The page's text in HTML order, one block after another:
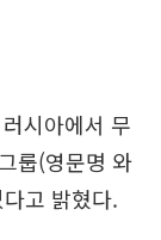
시아에서 무
룹(영문명 와
고 밝혔다.